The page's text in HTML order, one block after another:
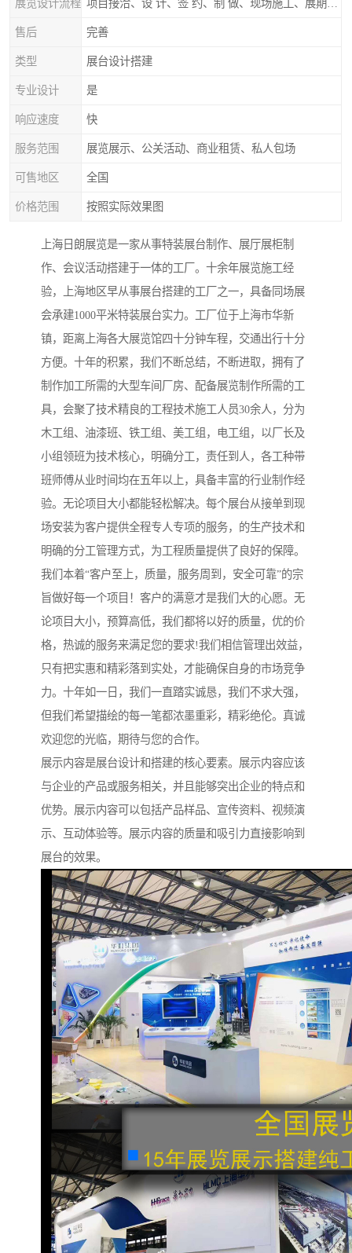
展览设计流程
售后 完善
类型 展台设计搭建
专业设计 是
响应速度 快
服务范围 展览展示、公关活动、商业租赁、私人包场
可售地区 全国
价格范围 按照实际效果图
上海日朗展览是一家从事特装展台制作、展厅展柜制
作、会议活动搭建于一体的工厂。十余年展览施工经
验，上海地区早从事展台搭建的工厂之一，具备同场展
会承建1000平米特装展台实力。工厂位于上海市华新
镇，距离上海各大展览馆四十分钟车程，交通出行十分
方便。十年的积累，我们不断总结，不断进取，拥有了
制作加工所需的大型车间厂房、配备展览制作所需的工
具，会聚了技术精良的工程技术施工人员30余人，分为
木工组、油漆班、铁工组、美工组，电工组，以厂长及
小组领班为技术核心，明确分工，责任到人，各工种带
班师傅从业时间均在五年以上，具备丰富的行业制作经
验。无论项目大小都能轻松解决。每个展台从接单到现
场安装为客户提供全程专人专项的服务，的生产技术和
明确的分工管理方式，为工程质量提供了良好的保障。
我们本着“客户至上，质量，服务周到，安全可靠”的宗
旨做好每一个项目！客户的满意才是我们大的心愿。无
论项目大小，预算高低，我们都将以好的质量，优的价
格，热诚的服务来满足您的要求!我们相信管理出效益，
只有把实惠和精彩落到实处，才能确保自身的市场竞争
力。十年如一日，我们一直踏实诚恳，我们不求大强，
但我们希望描绘的每一笔都浓墨重彩，精彩绝伦。真诚
欢迎您的光临，期待与您的合作。
展示内容是展台设计和搭建的核心要素。展示内容应该
与企业的产品或服务相关，并且能够突出企业的特点和
优势。展示内容可以包括产品样品、宣传资料、视频演
示、互动体验等。展示内容的质量和吸引力直接影响到
展台的效果。